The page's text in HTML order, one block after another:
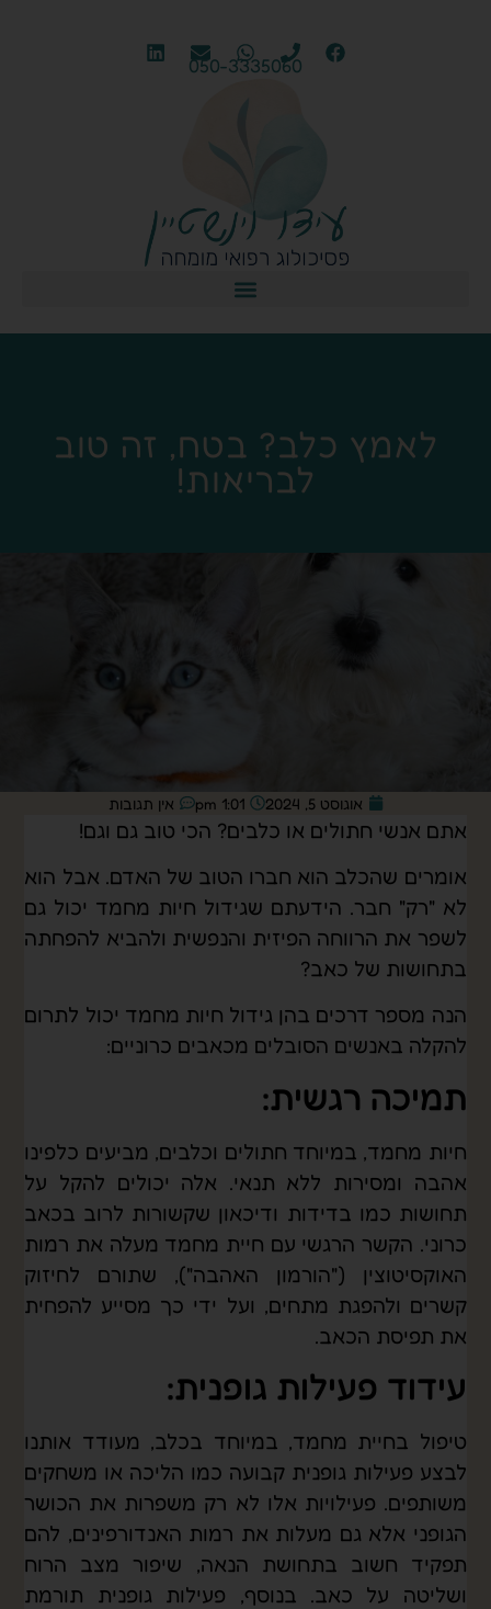
050-3335060
לאמץ כלב? בטח, זה טוב
לבריאות!
אוגוסט 5, 2024 1:01 pm אין תגובות
אתם אנשי חתולים או כלבים? הכי טוב גם וגם!
אומרים שהכלב הוא חברו הטוב של האדם. אבל הוא
לא "רק" חבר. הידעתם שגידול חיות מחמד יכול גם
לשפר את הרווחה הפיזית והנפשית ולהביא להפחתה
בתחושות של כאב?
הנה מספר דרכים בהן גידול חיות מחמד יכול לתרום
להקלה באנשים הסובלים מכאבים כרוניים:
תמיכה רגשית:
חיות מחמד, במיוחד חתולים וכלבים, מביעים כלפינו
אהבה ומסירות ללא תנאי. אלה יכולים להקל על
תחושות כמו בדידות ודיכאון שקשורות לרוב בכאב
כרוני. הקשר הרגשי עם חיית מחמד מעלה את רמות
האוקסיטוצין ("הורמון האהבה"), שתורם לחיזוק
קשרים ולהפגת מתחים, ועל ידי כך מסייע להפחית
את תפיסת הכאב.
עידוד פעילות גופנית:
טיפול בחיית מחמד, במיוחד בכלב, מעודד אותנו
לבצע פעילות גופנית קבועה כמו הליכה או משחקים
משותפים. פעילויות אלו לא רק משפרות את הכושר
הגופני אלא גם מעלות את רמות האנדורפינים, להם
תפקיד חשוב בתחושת הנאה, שיפור מצב הרוח
ושליטה על כאב. בנוסף, פעילות גופנית תורמת